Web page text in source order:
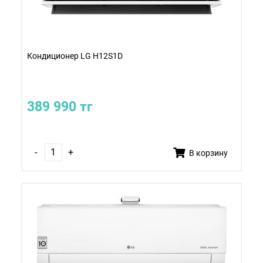
Кондиционер LG H12S1D
389 990 тг
- + В корзину